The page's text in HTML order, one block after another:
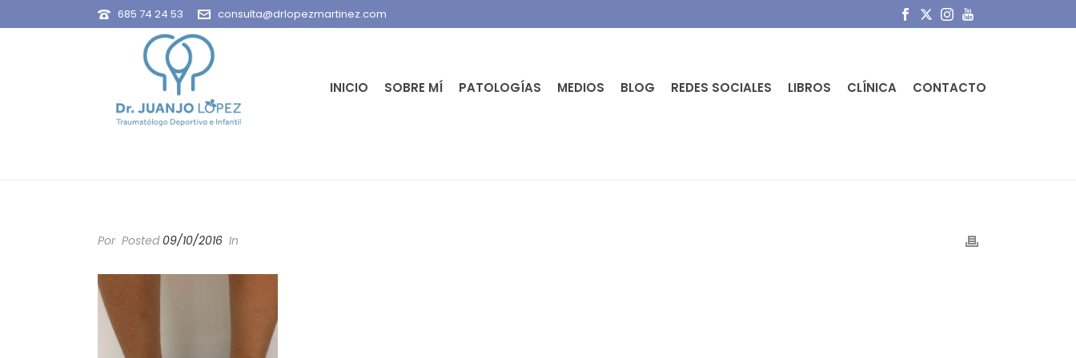
685 74 24 53 consulta@drlopezmartinez.com
INICIO SOBRE MÍ PATOLOGÍAS MEDIOS BLOG REDES SOCIALES LIBROS CLÍNICA CONTACTO
Por Posted 09/10/2016 In